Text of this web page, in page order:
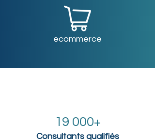
ecommerce
19 000+
Consultants qualifiés